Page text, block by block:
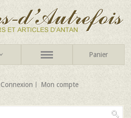
Panier
Connexion Mon compte